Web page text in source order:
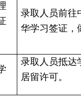
录取人员前往
华学习签证，
录取人员抵达
居留许可。